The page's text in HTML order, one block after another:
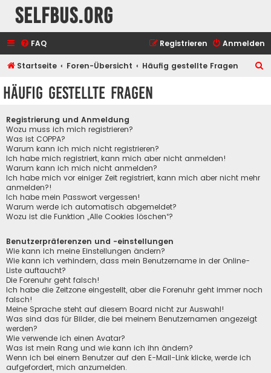
selfbus.org
FAQ Anmelden
Registrieren
Startseite Foren-Übersicht Häufig gestellte Fragen
Häufig gestellte Fragen
Registrierung und Anmeldung
Wozu muss ich mich registrieren?
Was ist COPPA?
Warum kann ich mich nicht registrieren?
Ich habe mich registriert, kann mich aber nicht anmelden!
Warum kann ich mich nicht anmelden?
Ich habe mich vor einiger Zeit registriert, kann mich aber nicht mehr
anmelden?!
Ich habe mein Passwort vergessen!
Warum werde ich automatisch abgemeldet?
Wozu ist die Funktion „Alle Cookies löschen“?
Benutzerpräferenzen und -einstellungen
Wie kann ich meine Einstellungen ändern?
Wie kann ich verhindern, dass mein Benutzername in der Online-
Liste auftaucht?
Die Forenuhr geht falsch!
Ich habe die Zeitzone eingestellt, aber die Forenuhr geht immer noch
falsch!
Meine Sprache steht auf diesem Board nicht zur Auswahl!
Was sind das für Bilder, die bei meinem Benutzernamen angezeigt
werden?
Wie verwende ich einen Avatar?
Was ist mein Rang und wie kann ich ihn ändern?
Wenn ich bei einem Benutzer auf den E-Mail-Link klicke, werde ich
aufgefordert, mich anzumelden.